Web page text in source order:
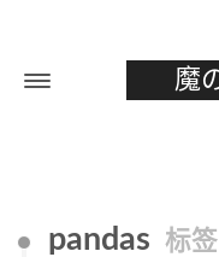
魔
pandas 标签